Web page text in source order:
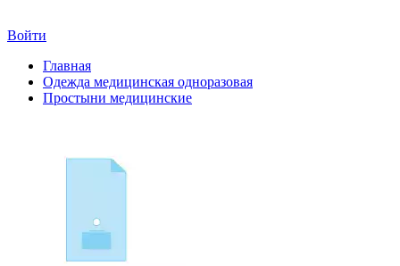
Войти
Главная
Одежда медицинская одноразовая
Простыни медицинские